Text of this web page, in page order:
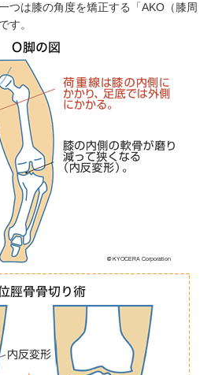
つは膝の角度を矯正する「AKO（膝周
す。